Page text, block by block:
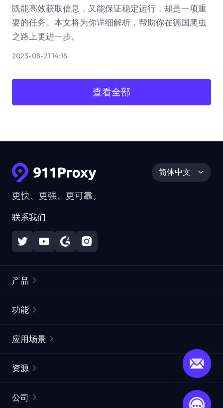
既能高效获取信息，又能保证稳定运行，却是一项重
要的任务。本文将为你详细解析，帮助你在德国爬虫
之路上更进一步。
2023-08-21 14:18
查看全部
更快、更强、更可靠。
联系我们
简体中文
产品
静态住宅代理
网页抓取 API
功能
ISP代理
ProxySite
应用场景
市场研究
资源
公司